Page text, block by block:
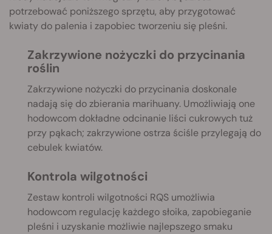
potrzebować poniższego sprzętu, aby przygotować
kwiaty do palenia i zapobiec tworzeniu się pleśni.
Zakrzywione nożyczki do przycinania
roślin
Zakrzywione nożyczki do przycinania doskonale
nadają się do zbierania marihuany. Umożliwiają one
hodowcom dokładne odcinanie liści cukrowych tuż
przy pąkach; zakrzywione ostrza ściśle przylegają do
cebulek kwiatów.
Kontrola wilgotności
Zestaw kontroli wilgotności RQS umożliwia
hodowcom regulację każdego słoika, zapobieganie
pleśni i uzyskanie możliwie najlepszego smaku